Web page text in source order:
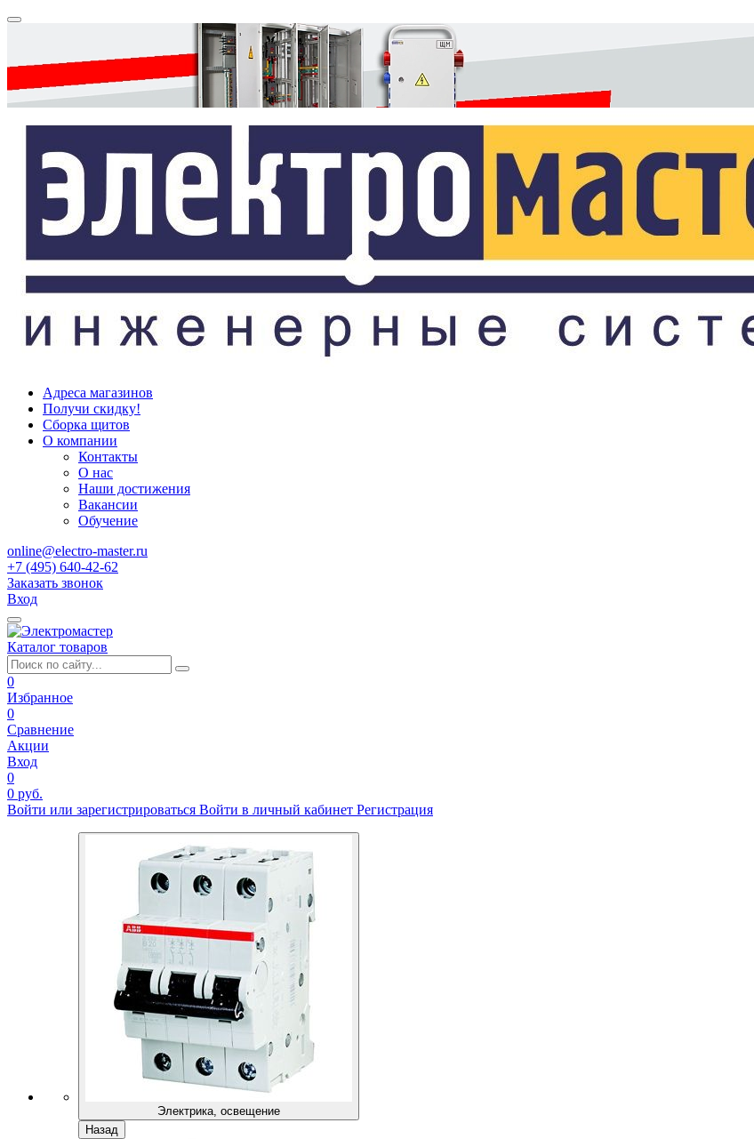
Адреса магазинов
Получи скидку!
Сборка щитов
О компании
Контакты
О нас
Наши достижения
Вакансии
Обучение
online@electro-master.ru
+7 (495) 640-42-62
Заказать звонок
Вход
Каталог товаров
0
Избранное
0
Сравнение
Акции
Вход
0
0 руб.
Войти или зарегистрироваться Войти в личный кабинет Регистрация
Электрика, освещение
Назад